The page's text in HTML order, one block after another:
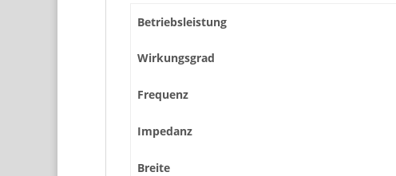
Betriebsleistung
Wirkungsgrad
Frequenz
Impedanz
Breite